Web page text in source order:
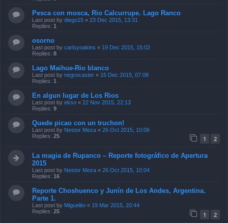
Pesca con mosca, Rio Calcurrupe. Lago Ranco
Last post by diego15 « 23 Dec 2015, 13:31
Replies: 1
osorno
Last post by carlsyoakins « 19 Dec 2015, 15:02
Replies: 8
Lago Maihue-Rio blanco
Last post by negrocaster « 15 Dec 2015, 07:08
Replies: 1
En algun lugar de Los Rios
Last post by ekso « 22 Nov 2015, 22:13
Replies: 9
Quede picao con un truchon!
Last post by Nestor Meza « 26 Oct 2015, 10:06
Replies: 25 1 2
La magia de Rupanco – Reporte fotográfico de Apertura
2015
Last post by Nestor Meza « 26 Oct 2015, 10:04
Replies: 16
Reporte Choshuenco y Junín de Los Andes, Argentina.
Parte 1.
Last post by Miguelito « 19 Mar 2015, 20:44
Replies: 25 1 2